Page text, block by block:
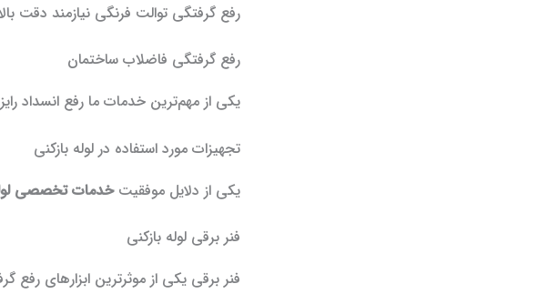
رفع گرفتگی توالت فرنگی نیازمند دقت
رفع گرفتگی فاضلاب ساختمان
یکی از مهم‌ترین خدمات ما رفع انسداد
تجهیزات مورد استفاده در لوله بازکنی
یکی از دلایل موفقیتخدمات تخصصی
فنر برقی لوله بازکنی
فنر برقی یکی از موثرترین ابزارهای